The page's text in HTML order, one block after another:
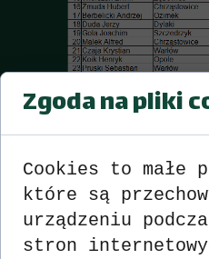
Zgoda na pliki
Cookies to małe
które są
urządzeniu
stron